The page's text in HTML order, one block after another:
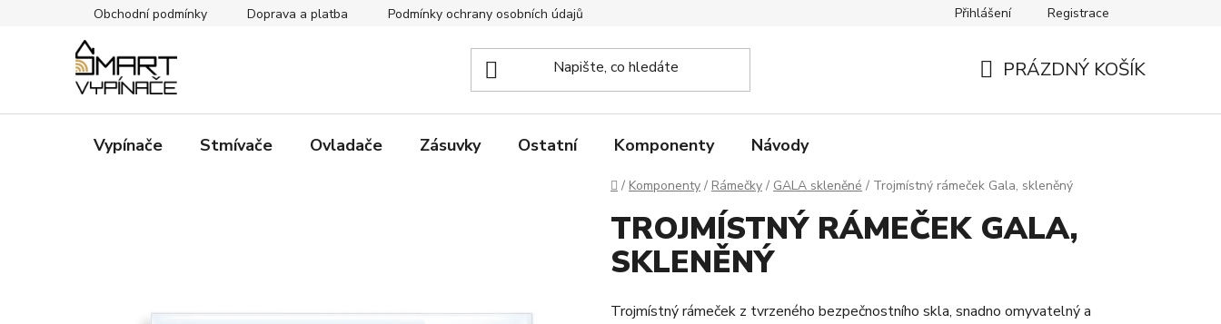
Obchodní podmínky Doprava a platba Podmínky ochrany osobních údajů KontaktyPřihlášení Registrace
PRÁZDNÝ KOŠÍK
Vypínače Stmívače Ovladače Zásuvky Ostatní Komponenty Návody
Domů
/ Komponenty / Rámečky / GALA skleněné / Trojmístný rámeček Gala, skleněný
TROJMÍSTNÝ RÁMEČEK GALA,
SKLENĚNÝ
Trojmístný rámeček z tvrzeného bezpečnostního skla, snadno omyvatelný a